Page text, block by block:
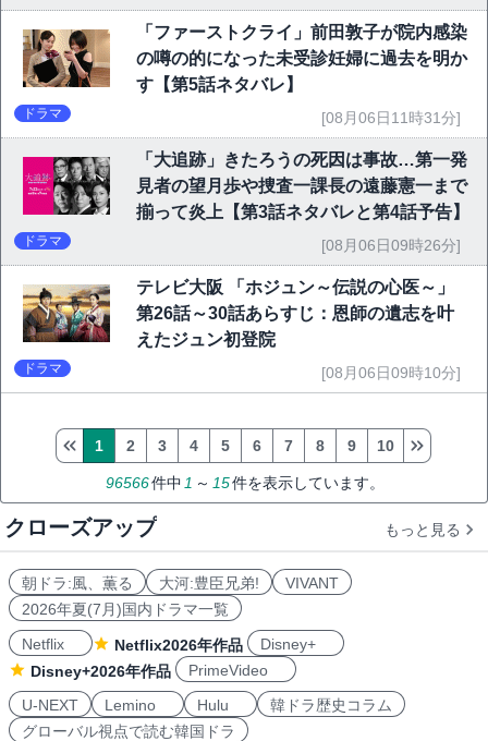
「ファーストクライ」前田敦子が院内感染
の噂の的になった未受診妊婦に過去を明か
す【第5話ネタバレ】
ドラマ [08月06日11時31分]
「大追跡」きたろうの死因は事故…第一発
見者の望月歩や捜査一課長の遠藤憲一まで
揃って炎上【第3話ネタバレと第4話予告】
ドラマ [08月06日09時26分]
テレビ大阪 「ホジュン～伝説の心医～」
第26話～30話あらすじ：恩師の遺志を叶
えたジュン初登院
ドラマ [08月06日09時10分]
96566件中 1 ～ 15件を表示しています。
1 2 3 4 5 6 7 8 9 10
クローズアップ もっと見る
朝ドラ:風、薫る 大河:豊臣兄弟!
VIVANT
2026年夏(7月)国内ドラマ一覧
Netflix
Netflix2026年作品
Disney+
Disney+2026年作品
PrimeVideo
U-NEXT
Lemino Hulu
韓ドラ歴史コラム
グローバル視点で読む韓国ドラ